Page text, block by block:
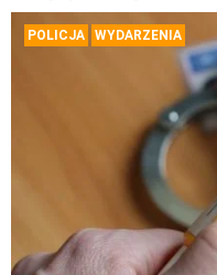
POLICJA WYDARZENIA